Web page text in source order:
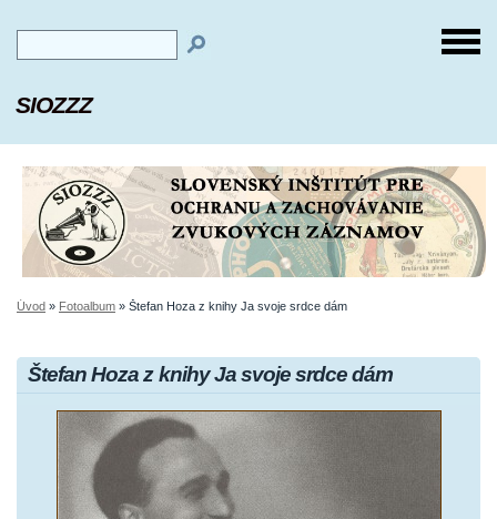
SIOZZZ
Úvod » Fotoalbum » Štefan Hoza z knihy Ja svoje srdce dám
Štefan Hoza z knihy Ja svoje srdce dám